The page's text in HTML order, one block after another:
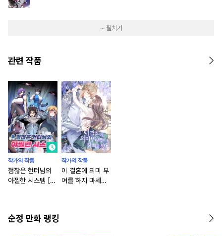
··· 펼치기
관련 작품
작가의 작품
점잖은 헌터님의
아찔한 시스템 [스
작가의 작품
이 결혼에 의미 부
여를 하지 마세요
순정 만화 랭킹